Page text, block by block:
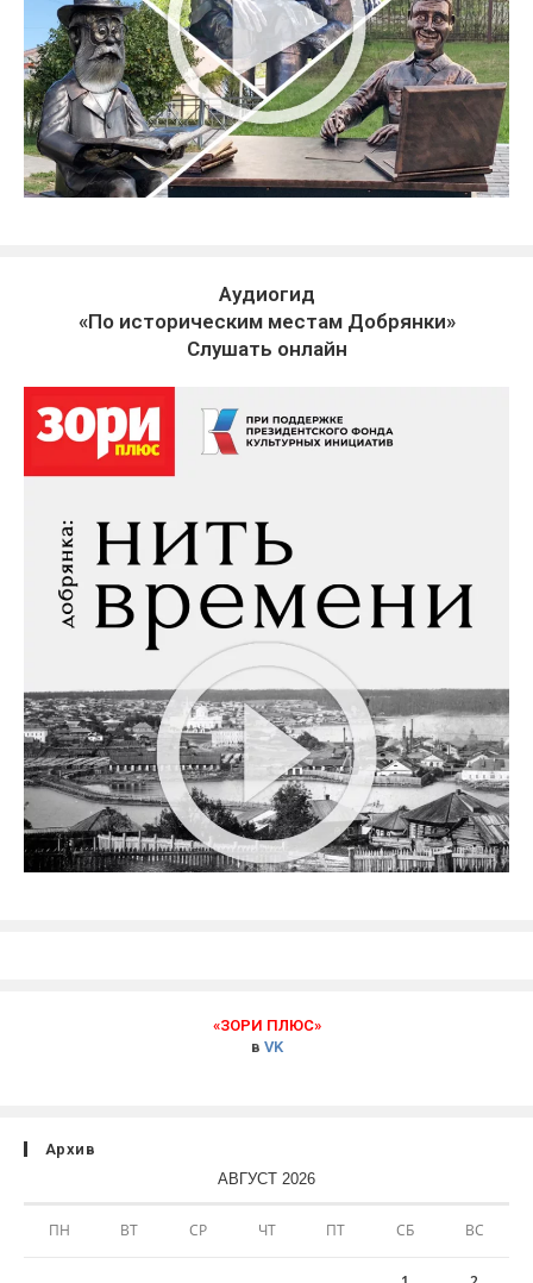
Аудиогид
«По историческим местам Добрянки»
Слушать онлайн
«ЗОРИ ПЛЮС»
в VK
Архив
АВГУСТ 2026
ПН ВТ СР ЧТ ПТ СБ ВС